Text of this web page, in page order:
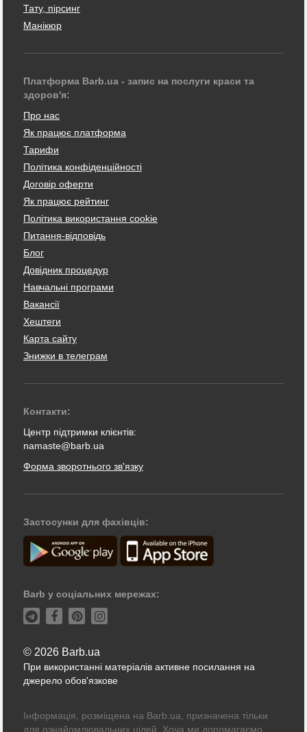
Тату, пірсинг
Манікюр
Платформа Barb.ua - запис на послуги краси та
здоров'я:
Про нас
Як працює платформа
Тарифи
Політика конфіденційності
Договір оферти
Як працює рейтинг
Політика використання cookie
Питання-відповідь
Блог
Довідник процедур
Навчальні програми
Вакансії
Хештеги
Карта сайту
Знижки в телеграм
Контакти:
Центр підтримки клієнтів:
namaste@barb.ua
Форма зворотнього зв'язку
Застосунки для фахівців:
Barb у соціальних мережах:
© 2026 Barb.ua
При використанні матеріалів активне посилання на
джерело обов'язкове
Інформація, розміщена на Barb.ua, призначена тільки
для ознайомлювальних цілей. Хоча ми допомагаємо